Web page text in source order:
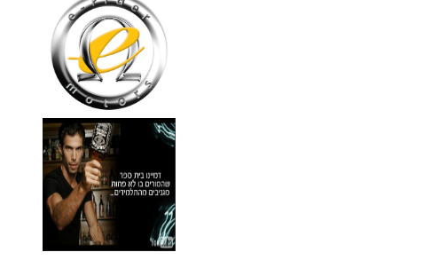
פינצטה לד מאירה
30
₪
מידע נוסף
Pour Homme125ML by I
285
₪
מידע נוסף